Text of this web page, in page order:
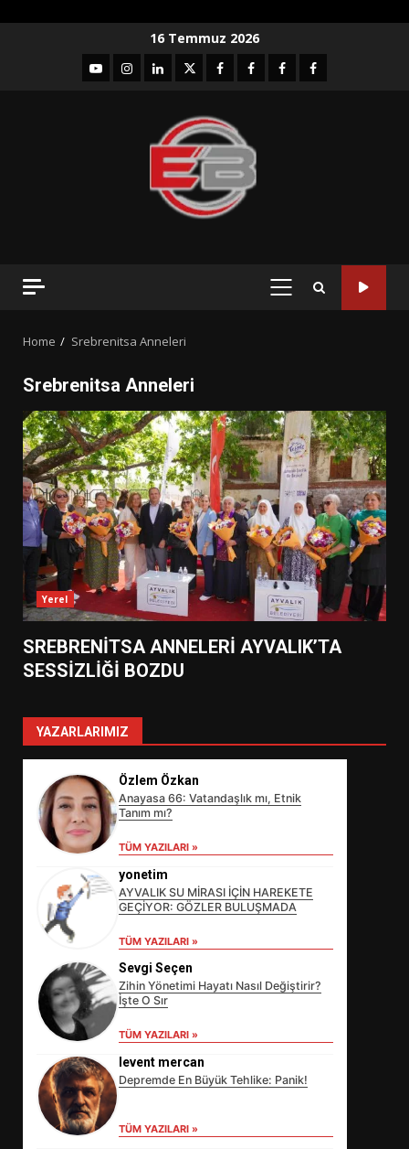
16 Temmuz 2026
YouTubeInstagram
LinkedIntwitterfacebook-Facebook-
Facebook-Facebook-
PRIMARY
Home Srebrenitsa Anneleri
Srebrenitsa Anneleri
Yerel
SREBRENİTSA ANNELERİ AYVALIK’TA
SESSİZLİĞİ BOZDU
YAZARLARIMIZ
Özlem Özkan
Anayasa 66: Vatandaşlık mı, Etnik
Tanım mı?
TÜM YAZILARI »
yonetim
AYVALIK SU MİRASI İÇİN HAREKETE
GEÇİYOR: GÖZLER BULUŞMADA
TÜM YAZILARI »
Sevgi Seçen
Zihin Yönetimi Hayatı Nasıl Değiştirir?
İşte O Sır
TÜM YAZILARI »
levent mercan
Depremde En Büyük Tehlike: Panik!
TÜM YAZILARI »
3
EİB’DE KRİTİK ATAMA:
SÜRDÜRÜLEBİLİRLİKTE NE
DEĞİŞECEK?